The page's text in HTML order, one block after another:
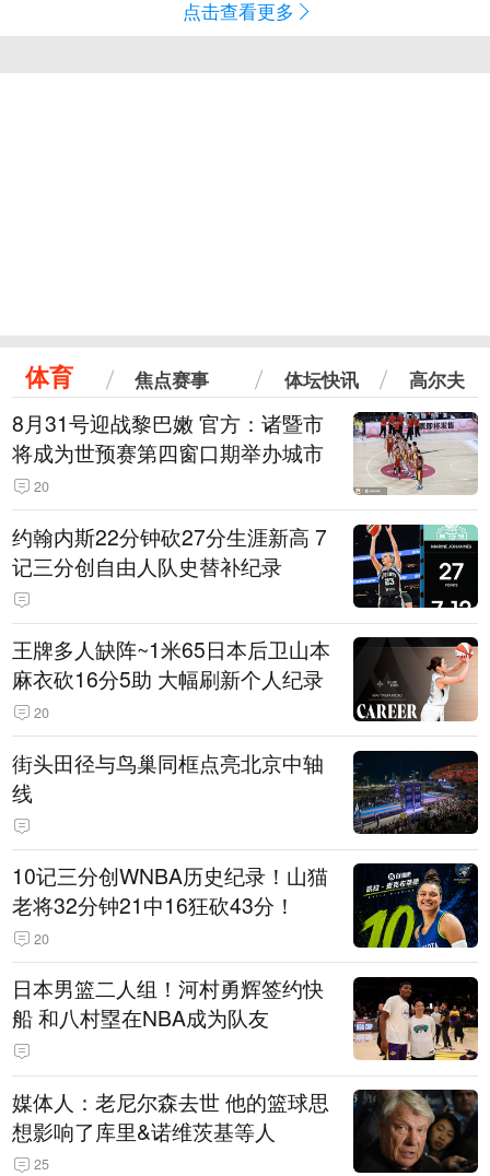
点击查看更多
体育 焦点赛事 体坛快讯 高尔夫
8月31号迎战黎巴嫩 官方：诸暨市
将成为世预赛第四窗口期举办城市
20
约翰内斯22分钟砍27分生涯新高 7
记三分创自由人队史替补纪录
王牌多人缺阵~1米65日本后卫山本
麻衣砍16分5助 大幅刷新个人纪录
20
街头田径与鸟巢同框点亮北京中轴
线
10记三分创WNBA历史纪录！山猫
老将32分钟21中16狂砍43分！
20
日本男篮二人组！河村勇辉签约快
船 和八村塁在NBA成为队友
媒体人：老尼尔森去世 他的篮球思
想影响了库里&诺维茨基等人
25